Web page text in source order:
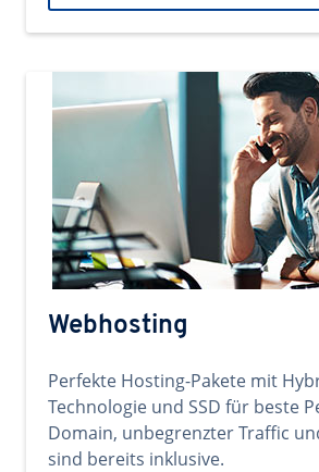
Webhosting
Perfekte Hosting-Pakete mit
Technologie und SSD für beste
Domain, unbegrenzter Traffic
sind bereits inklusive.